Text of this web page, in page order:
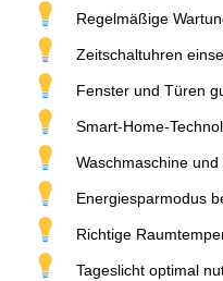
Regelmäßige
Zeitschaltuhren
Fenster und Türen
Smart-Home-
Waschmaschine
Energiesparmodus
Richtige
Tageslicht optimal